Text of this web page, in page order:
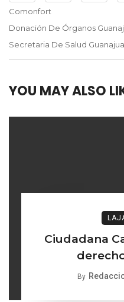
Comonfort
Donación De Órganos
Secretaria De Salud
YOU MAY ALSO
Ciudadana
By